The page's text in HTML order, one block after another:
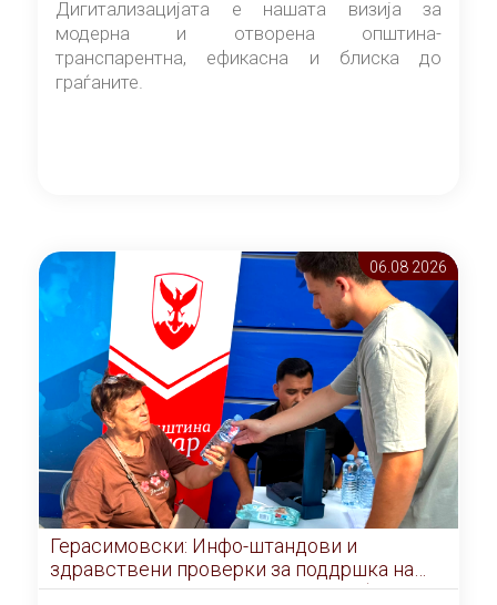
Дигитализацијата е нашата визија за
модерна и отворена општина-
транспарентна, ефикасна и блиска до
граѓаните.
06.08 2026
Герасимовски: Инфо-штандови и
здравствени проверки за поддршка на
граѓаните во услови на топлотен бран